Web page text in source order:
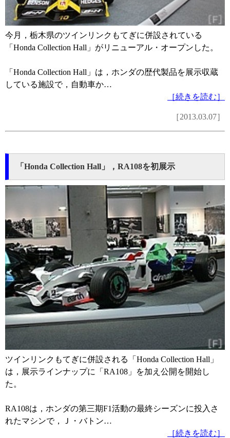
今月，栃木県のツインリンクもてぎに併設されている
「Honda Collection Hall」がリニューアル・オープンした。
「Honda Collection Hall」は，ホンダの歴代製品を展示収蔵
している施設で，自動車か…
［続きを読む］
［2013.03.07］
「Honda Collection Hall」，RA108を初展示
ツインリンクもてぎに併設される「Honda Collection Hall」
は，展示ラインナップに「RA108」を加え公開を開始し
た。
RA108は，ホンダの第三期F1活動の最終シーズンに投入さ
れたマシンで，Ｊ・バトン…
［続きを読む］